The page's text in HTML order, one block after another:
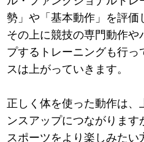
勢」や「基本動作」を評価
その上に競技の専門動作や
プするトレーニングも行っ
スは上がっていきます。
正しく体を使った動作は、
ンスアップにつながります
スポーツをより楽しみたい